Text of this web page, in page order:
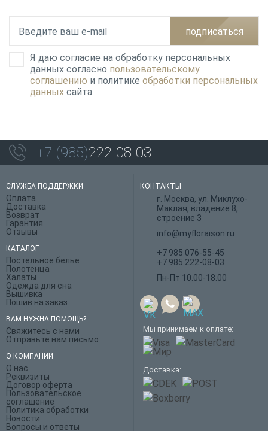
подписаться
Я даю согласие на обработку персональных
данных согласно пользовательскому
соглашению и политике обработки персональных
данных сайта.
+7 (985)222-08-03
СЛУЖБА ПОДДЕРЖКИ
Оплата
Доставка
Возврат
Гарантия
Отзывы
КАТАЛОГ
Постельное белье
Полотенца
Халаты
Одежда для сна
Вышивка
Пошив на заказ
ВАМ НУЖНА ПОМОЩЬ?
Свяжитесь с нами
Отправьте нам письмо
О КОМПАНИИ
О нас
Реквизиты
Договор оферта
Пользовательское
соглашение
Политика обработки
Новости
Вопросы и ответы
КОНТАКТЫ
г. Москва, ул. Миклухо-
Маклая, владение 8,
строение 3
info@myfloraison.ru
+7 985 076-55-45
+7 985 222-08-03
Пн-Пт 10.00-18.00
Мы принимаем к оплате:
Доставка: